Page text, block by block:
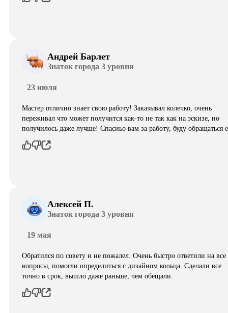
Андрей Барлет
Знаток города 3 уровня
23 июля
Мастер отлично знает свою работу! Заказывал колечко, очень
переживал что может получится как-то не так как на эскизе, но
получилось даже лучше! Спасиьо вам за работу, буду обращаться
Алексей П.
Знаток города 3 уровня
19 мая
Обратился по совету и не пожалел. Очень быстро ответили на все
вопросы, помогли определиться с дизайном кольца. Сделали все
точно в срок, вышло даже раньше, чем обещали.